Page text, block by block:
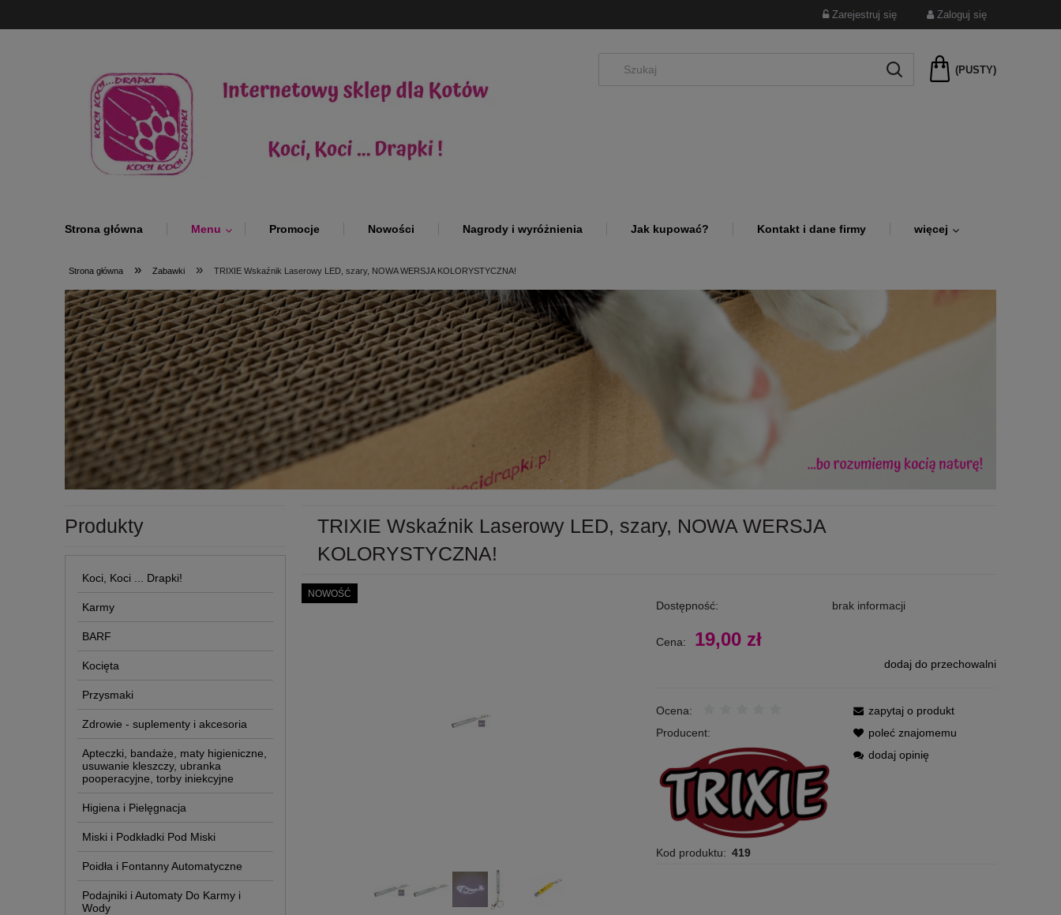
Zarejestruj się Zaloguj się
(PUSTY)
Strona główna Menu Promocje Nowości Nagrody i wyróżnienia Jak kupować? Kontakt i dane firmy więcej
Strona główna » Zabawki » TRIXIE Wskaźnik Laserowy LED, szary, NOWA WERSJA KOLORYSTYCZNA!
Produkty
Koci, Koci ... Drapki!
Karmy
BARF
Kocięta
Przysmaki
Zdrowie - suplementy i akcesoria
Apteczki, bandaże, maty higieniczne,
usuwanie kleszczy, ubranka
pooperacyjne, torby iniekcyjne
Higiena i Pielęgnacja
Miski i Podkładki Pod Miski
Poidła i Fontanny Automatyczne
Podajniki i Automaty Do Karmy i
Wody
TRIXIE Wskaźnik Laserowy LED, szary, NOWA WERSJA
KOLORYSTYCZNA!
NOWOŚĆ
Dostępność: brak informacji
Cena: 19,00 zł
dodaj do przechowalni
Ocena:
Producent:
Kod produktu: 419
zapytaj o produkt
poleć znajomemu
dodaj opinię